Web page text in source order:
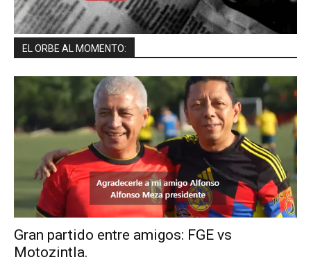
EL ORBE AL MOMENTO:
Gran partido entre amigos: FGE vs
Motozintla.